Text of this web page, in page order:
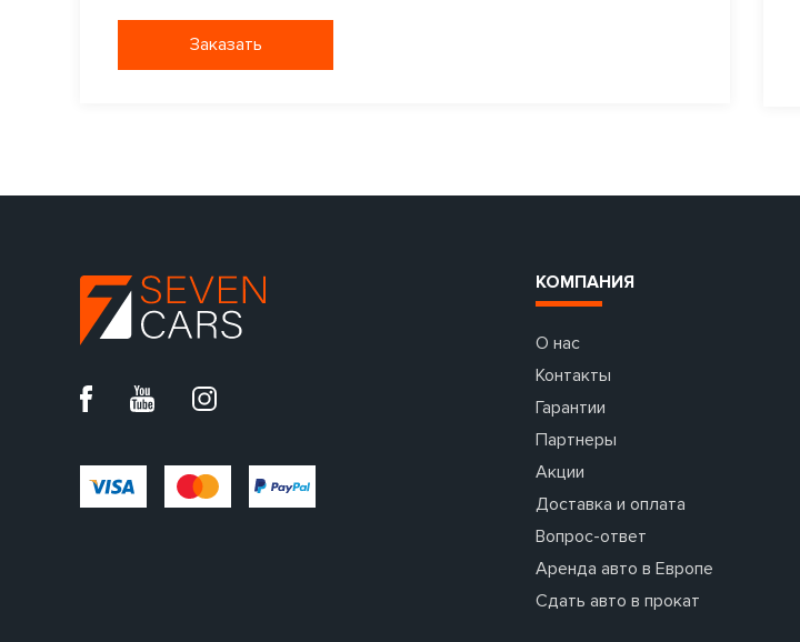
Заказать
КОМПАНИЯ
О нас
Контакты
Гарантии
Партнеры
Акции
Доставка и оплата
Вопрос-ответ
Аренда авто в Европе
Сдать авто в прокат